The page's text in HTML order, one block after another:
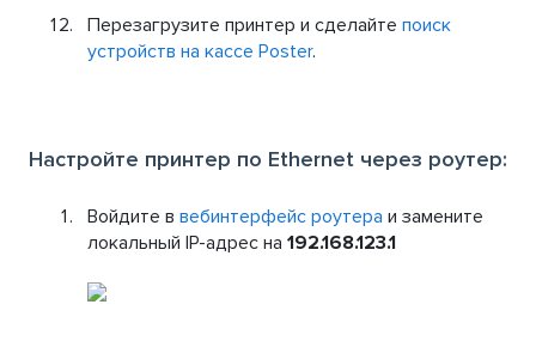
Перезагрузите принтер и сделайте поиск
устройств на кассе Poster.
Настройте принтер по Ethernet через роутер:
Войдите в вебинтерфейс роутера и замените
локальный IP-адрес на 192.168.123.1